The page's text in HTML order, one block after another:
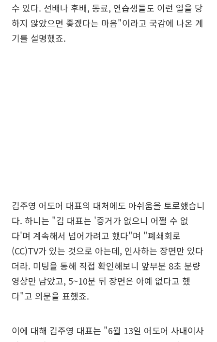
수 있다. 선배나 후배, 동료, 연습생들도 이런 일을 당
하지 않았으면 좋겠다는 마음"이라고 국감에 나온 계
기를 설명했죠.
김주영 어도어 대표의 대처에도 아쉬움을 토로했습니
다. 하니는 "김 대표는 '증거가 없으니 어쩔 수 없
다'며 계속해서 넘어가려고 했다"며 "폐쇄회로
(CC)TV가 있는 것으로 아는데, 인사하는 장면만 있다
더라. 미팅을 통해 직접 확인해보니 앞부분 8초 분량
영상만 남았고, 5~10분 뒤 장면은 아예 없다고 했
다"고 의문을 표했죠.
이에 대해 김주영 대표는 "6월 13일 어도어 사내이사